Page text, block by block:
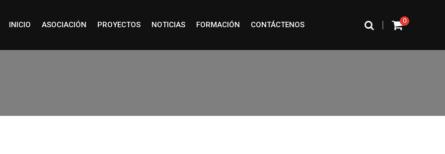
INICIO ASOCIACIÓN PROYECTOS NOTICIAS FORMACIÓN CONTÁCTENOS 0
|